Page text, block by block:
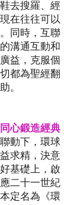
去搜羅、經
在往往可以
同時，互聯
溝通互動和
益，克服個
都為聖經翻
。
心鍛造經典
動下，環球
求精，決意
基礎上，啟
二十一世紀
定名為《環